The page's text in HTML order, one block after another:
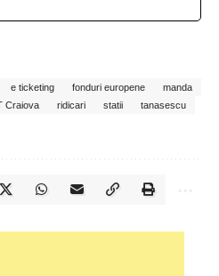
e ticketing fonduri europene
manda
Craiova ridicari statii
tanasescu